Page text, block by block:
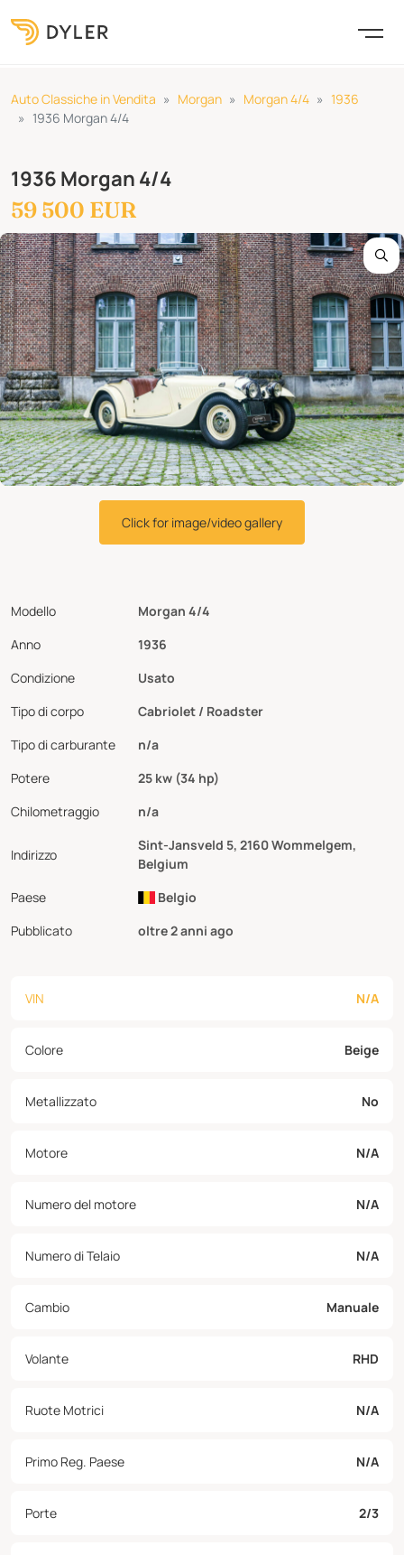
Auto Classiche in Vendita Morgan Morgan 4/4
1936
1936 Morgan 4/4
1936 Morgan 4/4
59 500 EUR
Modello
Morgan 4/4
Anno
1936
Condizione
Usato
Tipo di corpo
Cabriolet / Roadster
Tipo di carburante
n/a
Potere
25 kw (34 hp)
Chilometraggio
n/a
Indirizzo
Sint-Jansveld 5, 2160 Wommelgem,
Belgium
Paese
Belgio
Pubblicato
oltre 2 anni ago
Click for image/video gallery
VIN N/A
Colore Beige
Metallizzato No
Motore N/A
Numero del motore N/A
Numero di Telaio N/A
Cambio Manuale
Volante RHD
Ruote Motrici N/A
Primo Reg. Paese N/A
Porte 2/3